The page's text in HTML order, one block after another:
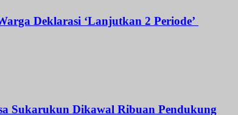
Deklarasi ‘Lanjutkan 2 Periode’
Sukarukun Dikawal Ribuan Pendukung